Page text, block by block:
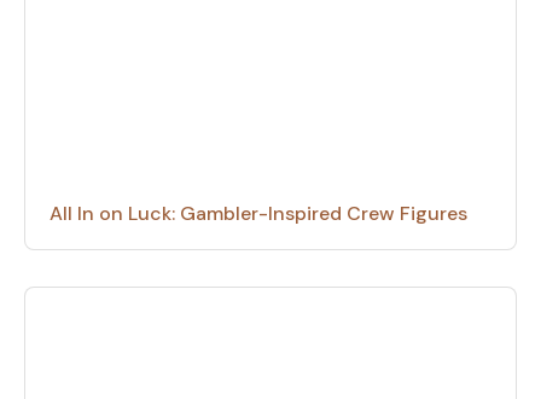
All In on Luck: Gambler-Inspired Crew Figures